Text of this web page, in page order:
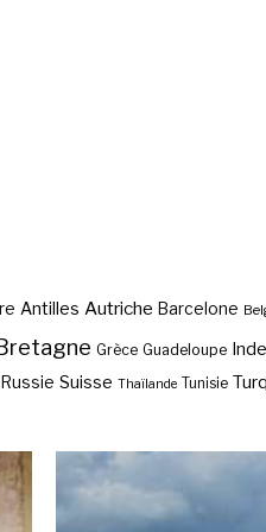
Antilles Autriche Barcelone
Grèce Guadeloupe Inde
Russie Suisse Thaïlande Tunisie